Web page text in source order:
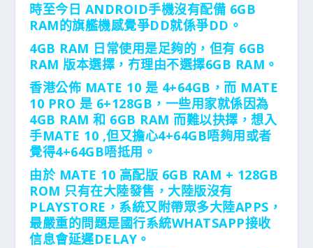
時至今日 ANDROID手機沒有配備 6GB
RAM的旗艦機感覺爭DD就係爭DD。
4GB RAM 日常使用是足夠的，但有 6GB
RAM 版本選擇，冇理由不選擇6GB RAM。
香港公佈 MATE 10 是 4+64GB，而 MATE
10 PRO 是 6+128GB，一些用家就係因為
4GB RAM 和 6GB RAM 而難以抉擇，想入
手MATE 10 ,但又擔心4+64GB唔夠用或者
覺得4+64GB唔抵用。
由於 MATE 10 高配版 6GB RAM + 128GB
ROM 只有在大陸發售，大陸版沒有
PLAYSTORE，系統又附帶眾多大陸APPS，
最嚴重的問題是國行系統WHATSAPP接收
信息會延遲DELAY。